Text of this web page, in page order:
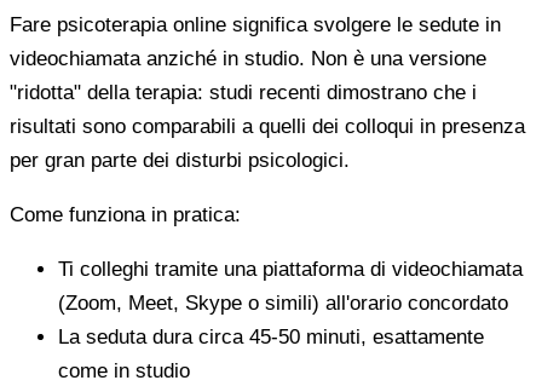
Fare psicoterapia online significa svolgere le sedute in
videochiamata anziché in studio. Non è una versione
"ridotta" della terapia: studi recenti dimostrano che i
risultati sono comparabili a quelli dei colloqui in presenza
per gran parte dei disturbi psicologici.
Come funziona in pratica:
Ti colleghi tramite una piattaforma di videochiamata
(Zoom, Meet, Skype o simili) all'orario concordato
La seduta dura circa 45-50 minuti, esattamente
come in studio